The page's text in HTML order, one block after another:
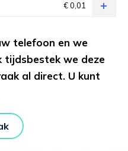
€ 0,01
telefoon en we
tijdsbestek we deze
al direct. U kunt